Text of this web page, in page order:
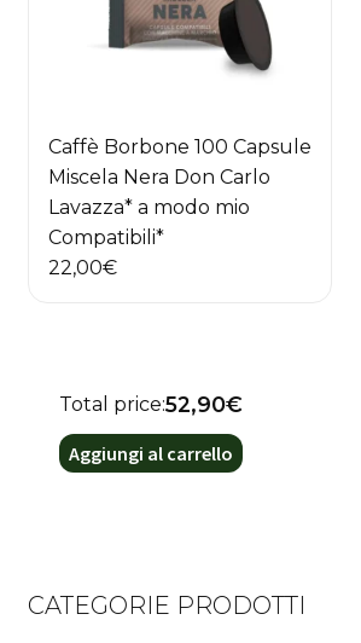
Caffè Borbone 100 Capsule
Miscela Nera Don Carlo
Lavazza* a modo mio
Compatibili*
22,00€
Total price:52,90€
Aggiungi al carrello
CATEGORIE PRODOTTI